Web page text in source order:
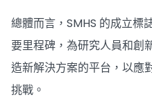
總體而言，SMHS 的成立標
要里程碑，為研究人員和創
造新解決方案的平台，以應
挑戰。